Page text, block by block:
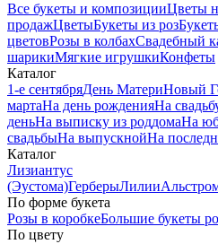
Все букеты и композицииЦветы
продажЦветыБукеты из роз
цветовРозы в колбахСвадебный
шарикиМягкие игрушкиКонфеты
Каталог
1-е сентябряДень МатериНовый
мартаНа день рожденияНа
деньНа выписку из роддомаНа
свадьбыНа выпускнойНа
Каталог
Лизиантус
(Эустома)ГерберыЛилии
По форме букета
Розы в коробкеБольшие букеты
По цвету